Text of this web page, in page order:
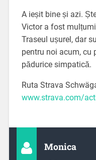
A ieșit bine și azi.
Victor a fost
Traseul ușurel, dar
pentru noi acum, cu
pădurice simpatică.
Ruta Strava
www.strava.com/
Monica